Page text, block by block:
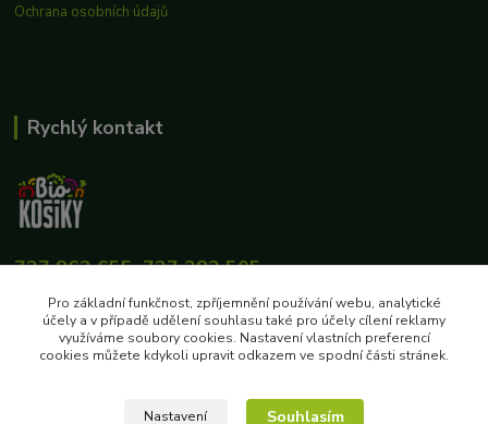
Ochrana osobních údajů
Rychlý kontakt
727 862 655, 737 283 505
eshop@biokosiky.cz
Pro základní funkčnost, zpříjemnění používání webu, analytické
účely a v případě udělení souhlasu také pro účely cílení reklamy
využíváme soubory cookies. Nastavení vlastních preferencí
cookies můžete kdykoli upravit odkazem ve spodní části stránek.
Nastavení Souhlasím